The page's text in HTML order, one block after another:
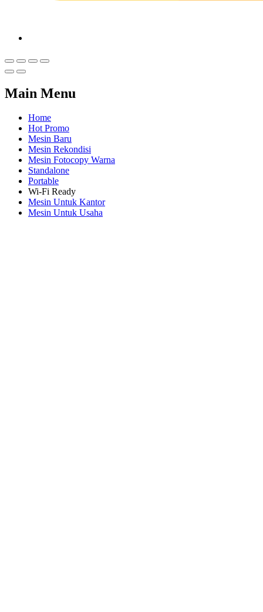
Main Menu
Home
Hot Promo
Mesin Baru
Mesin Rekondisi
Mesin Fotocopy Warna
Standalone
Portable
Wi-Fi Ready
Mesin Untuk Kantor
Mesin Untuk Usaha